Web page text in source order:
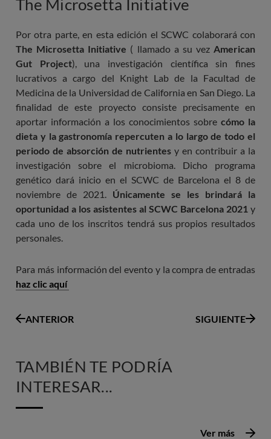
The Microsetta Initiative
Por otra parte, en esta edición el SCWC colaborará con
The Microsetta Initiative ( llamado a su vez American
Gut Project), una investigación científica sin fines
lucrativos a cargo del Knight Lab de la Facultad de
Medicina de la Universidad de California en San Diego. La
finalidad de este proyecto consiste precisamente en
aportar información a los conocimientos sobre cómo la
dieta y la gastronomía repercuten a lo largo de todo el
periodo de absorción de nutrientes y en contribuir a la
investigación sobre el microbioma. Dicho programa
genético dará inicio en el SCWC de Barcelona el 8 de
noviembre de 2021. Únicamente se les brindará la
oportunidad a los asistentes al SCWC Barcelona 2021 y
cada uno de los inscritos tendrá sus propios resultados
personales.
Para más información del evento y la compra de entradas
haz clic aquí
ANTERIOR SIGUIENTE
TAMBIÉN TE PODRÍA
INTERESAR...
Ver más